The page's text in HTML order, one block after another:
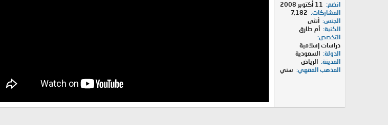
انضم
11 أكتوبر 2008
المشاركات
7,182
الجنس أنثى
الكنية أم طارق
التخصص
دراسات إسلامية
الدولة السعودية
المدينة الرياض
المذهب الفقهي
سني